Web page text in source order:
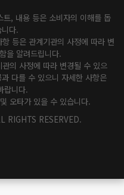
, 내용 등은 소비자의 이해를 돕
다.
등은 관계기관의 사정에 따라 변
을 알려드립니다.
의 사정에 따라 변경될 수 있으
다를 수 있으니 자세한 사항은
랍니다.
오타가 있을 수 있습니다.
RIGHTS RESERVED.